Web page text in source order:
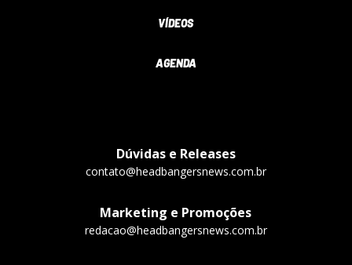
VÍDEOS
AGENDA
Dúvidas e Releases
contato@headbangersnews.com.br
Marketing e Promoções
redacao@headbangersnews.com.br